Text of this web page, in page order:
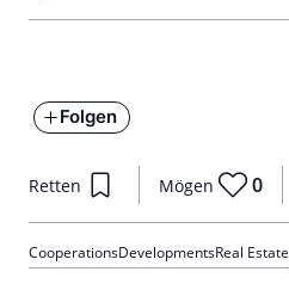
Folgen
Retten Mögen 0
CooperationsDevelopmentsReal Estate